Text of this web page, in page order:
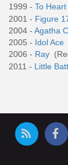
1999 - To Heart
2001 - Figure
2004 - Agatha
2005 - Idol Ace
2006 - Ray
2011 - Little